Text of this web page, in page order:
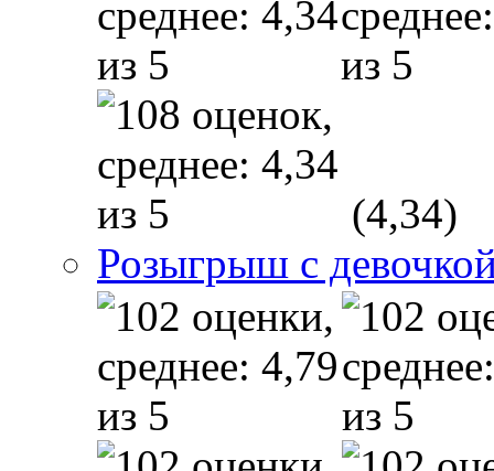
(4,34)
Розыгрыш с